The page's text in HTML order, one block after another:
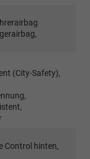
(City-Safety),
Control hinten,